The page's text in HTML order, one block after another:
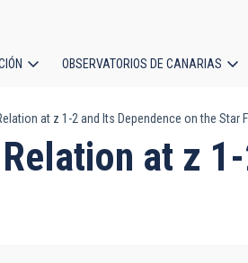
OBSERVATORIOS DE CANARIAS
at z 1-2 and Its Dependence on the Star
at z